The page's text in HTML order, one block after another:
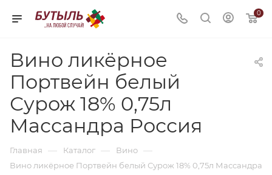
0
Вино ликёрное
Портвейн белый
Сурож 18% 0,75л
Массандра Россия
Главная — Каталог — Вино —
Вино ликёрное Портвейн белый Сурож 18% 0,75л Массандра